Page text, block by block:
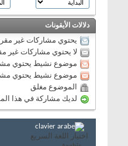
دلالات الأيقونات
يحتوي مشاركات غير
لا يحتوي مشاركات غير
موضوع نشيط يحتوي
موضوع نشيط يحتوي
الموضوع مغلق
لديك مشاركة في هذا